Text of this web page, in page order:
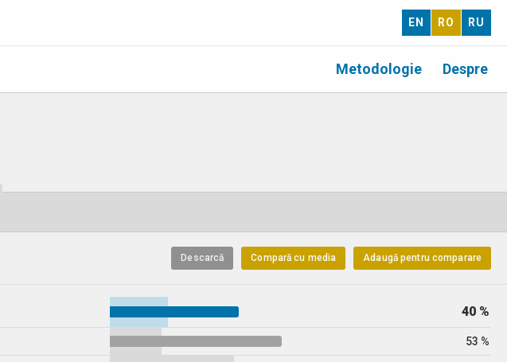
EN RO RU
Despre
Metodologie
Adaugă pentru comparare
Compară cu media
Descarcă
40 %
53 %